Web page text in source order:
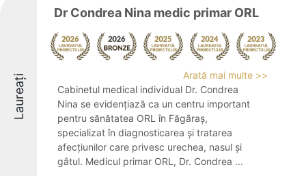
Laureați
Dr Condrea Nina medic primar ORL
Arată mai multe >>
Cabinetul medical individual Dr. Condrea
Nina se evidențiază ca un centru important
pentru sănătatea ORL în Făgăraș,
specializat în diagnosticarea și tratarea
afecțiunilor care privesc urechea, nasul și
gâtul. Medicul primar ORL, Dr. Condrea ...